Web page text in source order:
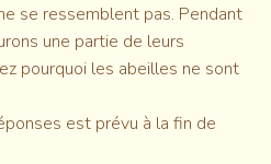
se ressemblent pas. Pendant
une partie de leurs
pourquoi les abeilles ne sont
est prévu à la fin de